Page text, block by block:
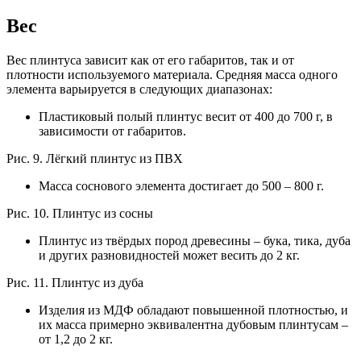
Вес
Вес плинтуса зависит как от его габаритов, так и от
плотности используемого материала. Средняя масса одного
элемента варьируется в следующих диапазонах:
Пластиковый полый плинтус весит от 400 до 700 г, в
зависимости от габаритов.
Рис. 9. Лёгкий плинтус из ПВХ
Масса соснового элемента достигает до 500 – 800 г.
Рис. 10. Плинтус из сосны
Плинтус из твёрдых пород древесины – бука, тика, дуба
и других разновидностей может весить до 2 кг.
Рис. 11. Плинтус из дуба
Изделия из МДФ обладают повышенной плотностью, и
их масса примерно эквивалентна дубовым плинтусам –
от 1,2 до 2 кг.